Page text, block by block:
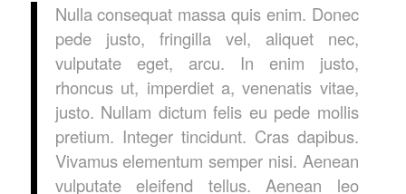
Nulla consequat massa quis enim. Donec
pede justo, fringilla vel, aliquet nec,
vulputate eget, arcu. In enim justo,
rhoncus ut, imperdiet a, venenatis vitae,
justo. Nullam dictum felis eu pede mollis
pretium. Integer tincidunt. Cras dapibus.
Vivamus elementum semper nisi. Aenean
vulputate eleifend tellus. Aenean leo